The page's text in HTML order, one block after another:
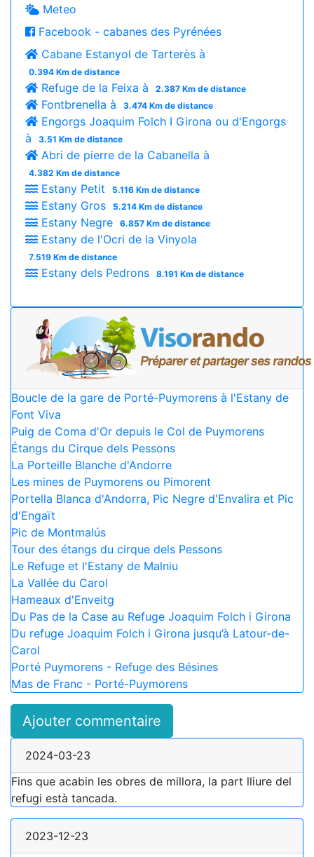
Meteo
Facebook - cabanes des Pyrénées
Cabane Estanyol de Tarterès à
0.394 Km de distance
Refuge de la Feixa à 2.387 Km de distance
Fontbrenella à 3.474 Km de distance
Engorgs Joaquim Folch I Girona ou d'Engorgs
à
3.51 Km de distance
Abri de pierre de la Cabanella à
4.382 Km de distance
Estany Petit 5.116 Km de distance
Estany Gros 5.214 Km de distance
Estany Negre 6.857 Km de distance
Estany de l'Ocri de la Vinyola
7.519 Km de distance
Estany dels Pedrons 8.191 Km de distance
Boucle de la gare de Porté-Puymorens à l'Estany de
Font Viva
Puig de Coma d'Or depuis le Col de Puymorens
Étangs du Cirque dels Pessons
La Porteille Blanche d'Andorre
Les mines de Puymorens ou Pimorent
Portella Blanca d'Andorra, Pic Negre d'Envalira et Pic
d'Engaït
Pic de Montmalús
Tour des étangs du cirque dels Pessons
Le Refuge et l'Estany de Malniu
La Vallée du Carol
Hameaux d'Enveitg
Du Pas de la Case au Refuge Joaquim Folch i Girona
Du refuge Joaquim Folch i Girona jusqu’à Latour-de-
Carol
Porté Puymorens - Refuge des Bésines
Mas de Franc - Porté-Puymorens
Ajouter commentaire
2024-03-23
Fins que acabin les obres de millora, la part lliure del
refugi està tancada.
2023-12-23